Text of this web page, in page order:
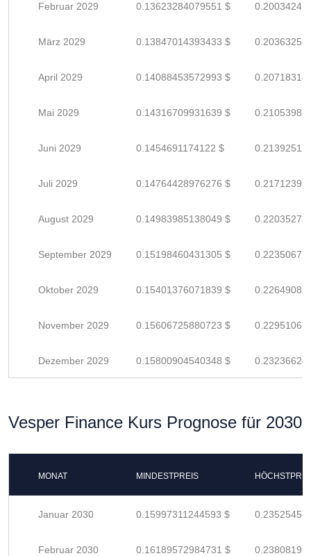
Februar 2029 0.13623284079551 $
März 2029 0.13847014393433 $
April 2029 0.14088453572993 $
Mai 2029 0.14316709931639 $
Juni 2029 0.1454691174122 $
Juli 2029 0.14764428976276 $
August 2029 0.14983985138049 $
September 2029 0.15198460431305 $
Oktober 2029 0.15401376071839 $
November 2029 0.15606725880723 $
Dezember 2029 0.15800904540348 $
Vesper Finance Kurs Prognose für 2030
MONAT MINDESTPREIS
Januar 2030 0.15997311244593 $
Februar 2030 0.16189572984731 $